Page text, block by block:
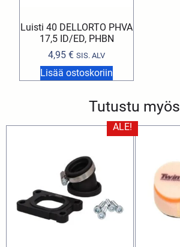
Luisti 40 DELLORTO PHVA
17,5 ID/ED, PHBN
4,95€ SIS. ALV
Lisää ostoskoriin
Tutustu myös
ALE!